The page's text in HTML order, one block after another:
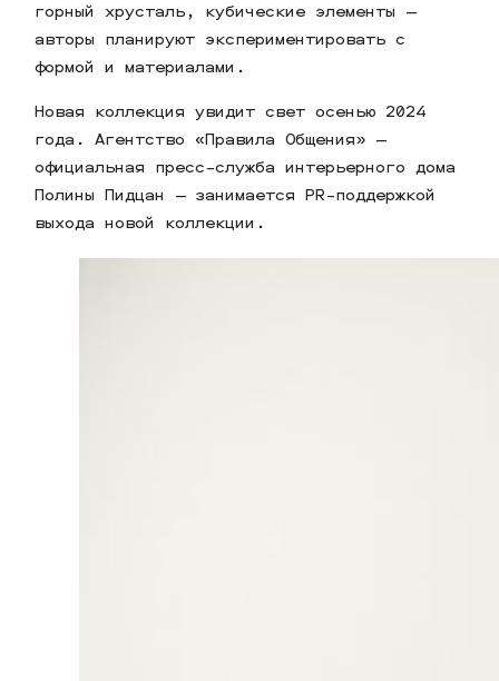
горный хрусталь, кубические элементы —
авторы планируют экспериментировать с
формой и материалами.
Новая коллекция увидит свет осенью 2024
года. Агентство «Правила Общения» —
официальная пресс-служба интерьерного дома
Полины Пидцан — занимается PR-поддержкой
выхода новой коллекции.